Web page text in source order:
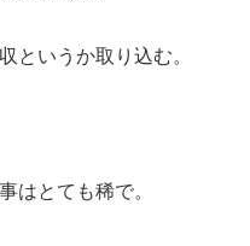
というか取り込む。
はとても稀で。